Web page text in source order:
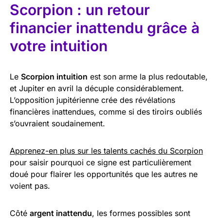
Scorpion : un retour
financier inattendu grâce à
votre intuition
Le Scorpion intuition est son arme la plus redoutable,
et Jupiter en avril la décuple considérablement.
L’opposition jupitérienne crée des révélations
financières inattendues, comme si des tiroirs oubliés
s’ouvraient soudainement.
Apprenez-en plus sur les talents cachés du Scorpion
pour saisir pourquoi ce signe est particulièrement
doué pour flairer les opportunités que les autres ne
voient pas.
Côté argent inattendu, les formes possibles sont